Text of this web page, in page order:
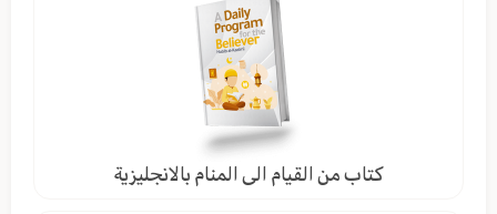
كتاب من القيام الى المنام بالانجليزية